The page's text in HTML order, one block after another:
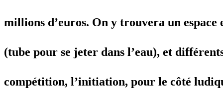
millions d’euros. On y trouvera un espace
(tube pour se jeter dans l’eau), et
compétition, l’initiation, pour le côté